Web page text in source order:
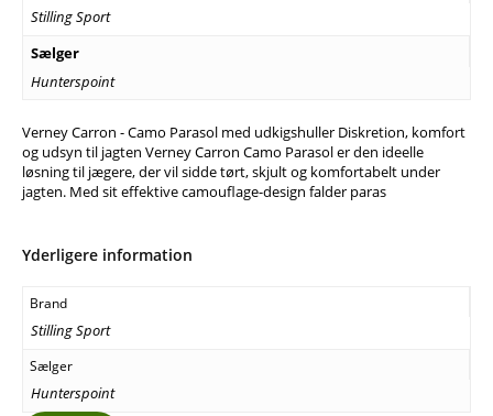
Stilling Sport
Sælger
Hunterspoint
Verney Carron - Camo Parasol med udkigshuller Diskretion, komfort
og udsyn til jagten Verney Carron Camo Parasol er den ideelle
løsning til jægere, der vil sidde tørt, skjult og komfortabelt under
jagten. Med sit effektive camouflage-design falder paras
Yderligere information
Brand
Stilling Sport
Sælger
Hunterspoint